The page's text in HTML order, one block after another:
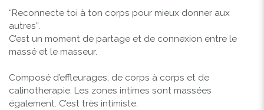
“Reconnecte toi à ton corps pour mieux donner aux
autres”.
C’est un moment de partage et de connexion entre le
massé et le masseur.
Composé d’effleurages, de corps à corps et de
calinotherapie. Les zones intimes sont massées
également. C’est très intimiste.